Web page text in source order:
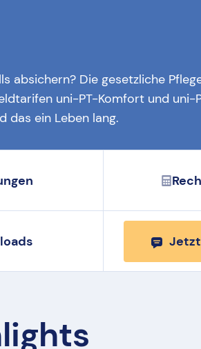
absichern? Die gesetzliche
uni-PT-Komfort und uni-
das ein Leben lang.